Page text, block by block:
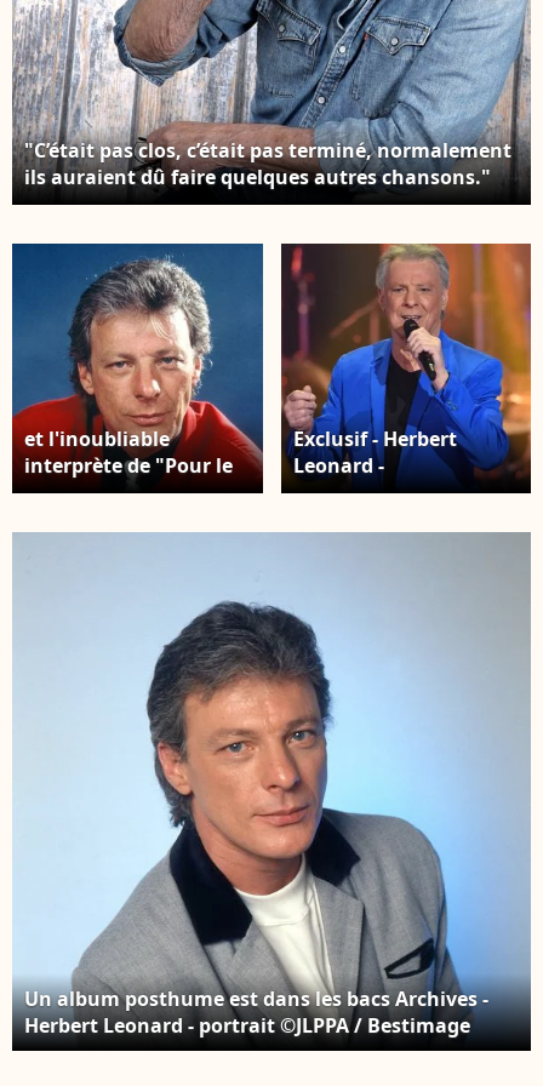
"C’était pas clos, c’était pas terminé, normalement
ils auraient dû faire quelques autres chansons."
Portrait de Herbert Léonard lors de
Luxe" à Paris. Le 8 octobre 2024 © Cédric Perrin /
Bestimage
et l'inoubliable
interprète de "Pour le
plaisir", Herbert
Exclusif - Herbert
Leonard -
Enregistrement de
mars 2016. L'émission
sera diffusée le 26
mars 2016. © Giancarlo
Gorassini / Bestimage
Un album posthume est dans les bacs Archives -
Herbert Leonard - portrait ©JLPPA / Bestimage